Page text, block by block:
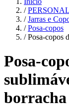
/
/ Jarras e
/ Posa-copos
/ Posa-copos
Posa-
borracha